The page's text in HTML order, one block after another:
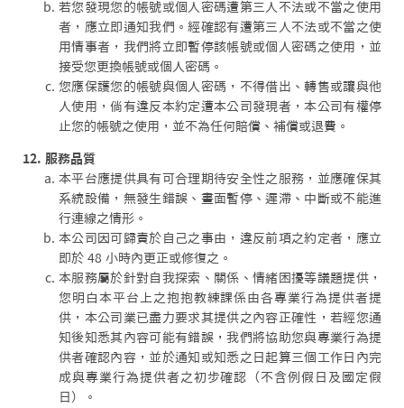
若您發現您的帳號或個人密碼遭第三人不法或不當之使用
者，應立即通知我們。經確認有遭第三人不法或不當之使
用情事者，我們將立即暫停該帳號或個人密碼之使用，並
接受您更換帳號或個人密碼。
您應保護您的帳號與個人密碼，不得借出、轉售或讓與他
人使用，倘有違反本約定遭本公司發現者，本公司有權停
止您的帳號之使用，並不為任何賠償、補償或退費。
12. 服務品質
本平台應提供具有可合理期待安全性之服務，並應確保其
系統設備，無發生錯誤、畫面暫停、遲滯、中斷或不能進
行連線之情形。
本公司因可歸責於自己之事由，違反前項之約定者，應立
即於 48 小時內更正或修復之。
本服務屬於針對自我探索、關係、情緒困擾等議題提供，
您明白本平台上之抱抱教練課係由各專業行為提供者提
供，本公司業已盡力要求其提供之內容正確性，若經您通
知後知悉其內容可能有錯誤，我們將協助您與專業行為提
供者確認內容，並於通知或知悉之日起算三個工作日內完
成與專業行為提供者之初步確認（不含例假日及國定假
日）。